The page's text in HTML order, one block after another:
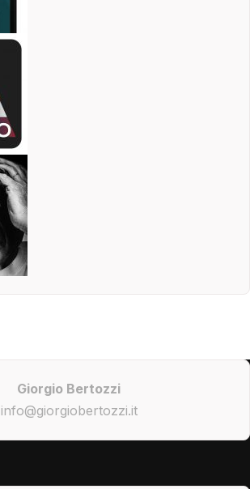
Giorgio Bertozzi
info@giorgiobertozzi.it